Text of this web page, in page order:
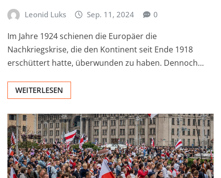
Leonid Luks Sep. 11, 2024 0
Im Jahre 1924 schienen die Europäer die
Nachkriegskrise, die den Kontinent seit Ende 1918
erschüttert hatte, überwunden zu haben. Dennoch…
WEITERLESEN